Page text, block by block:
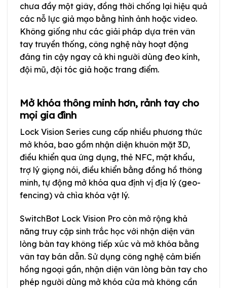
chưa đầy một giây, đồng thời chống lại hiệu quả
các nỗ lực giả mạo bằng hình ảnh hoặc video.
Không giống như các giải pháp dựa trên vân
tay truyền thống, công nghệ này hoạt động
đáng tin cậy ngay cả khi người dùng đeo kính,
đội mũ, đội tóc giả hoặc trang điểm.
Mở khóa thông minh hơn, rảnh tay cho
mọi gia đình
Lock Vision Series cung cấp nhiều phương thức
mở khóa, bao gồm nhận diện khuôn mặt 3D,
điều khiển qua ứng dụng, thẻ NFC, mật khẩu,
trợ lý giọng nói, điều khiển bằng đồng hồ thông
minh, tự động mở khóa qua định vị địa lý (geo-
fencing) và chìa khóa vật lý.
SwitchBot Lock Vision Pro còn mở rộng khả
năng truy cập sinh trắc học với nhận diện vân
lòng bàn tay không tiếp xúc và mở khóa bằng
vân tay bán dẫn. Sử dụng công nghệ cảm biến
hồng ngoại gần, nhận diện vân lòng bàn tay cho
phép người dùng mở khóa cửa mà không cần